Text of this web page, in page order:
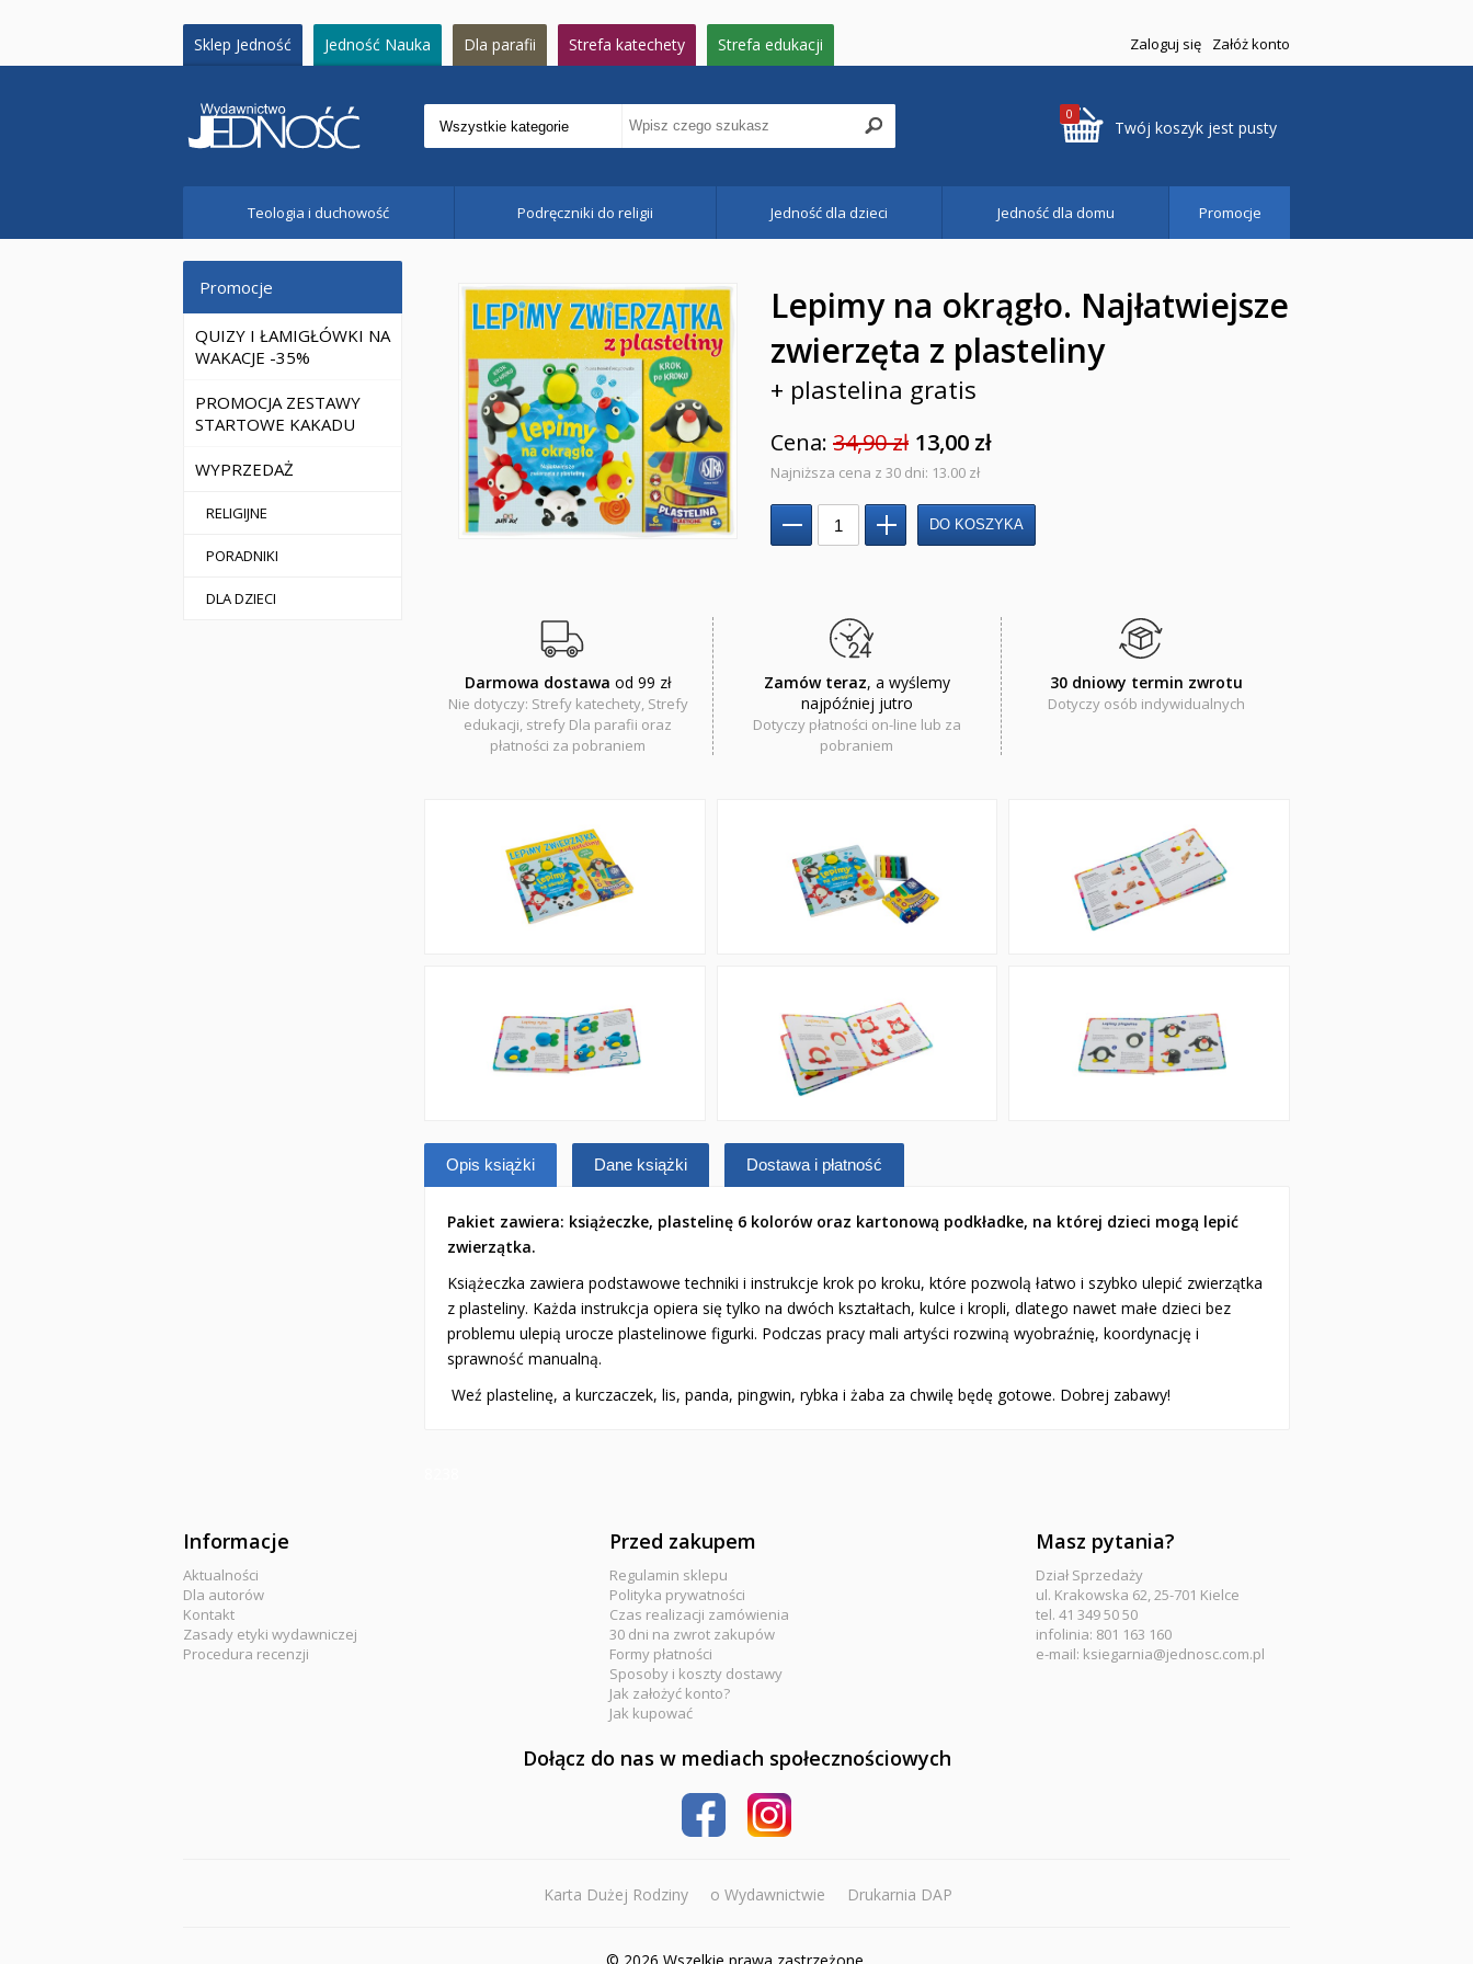
Sklep Jedność Jedność Nauka Dla parafii Strefa katechety Strefa edukacji Zaloguj się Załóż konto
0
Twój koszyk jest pusty
Teologia i duchowość Podręczniki do religii Jedność dla dzieci Jedność dla domu Promocje
Promocje
QUIZY I ŁAMIGŁÓWKI NA
WAKACJE -35%
PROMOCJA ZESTAWY
STARTOWE KAKADU
WYPRZEDAŻ
RELIGIJNE
PORADNIKI
DLA DZIECI
Lepimy na okrągło. Najłatwiejsze
zwierzęta z plasteliny
+ plastelina gratis
Cena: 34,90 zł 13,00 zł
Najniższa cena z 30 dni: 13.00 zł
Darmowa dostawa od 99 zł
Nie dotyczy: Strefy katechety, Strefy
edukacji, strefy Dla parafii oraz
płatności za pobraniem
Zamów teraz, a wyślemy
najpóźniej jutro
Dotyczy płatności on-line lub za
pobraniem
30 dniowy termin zwrotu
Dotyczy osób indywidualnych
Opis książki Dane książki Dostawa i płatność
Pakiet zawiera: książeczke, plastelinę 6 kolorów oraz kartonową podkładke, na której dzieci mogą lepić
zwierzątka.
Książeczka zawiera podstawowe techniki i instrukcje krok po kroku, które pozwolą łatwo i szybko ulepić zwierzątka
z plasteliny. Każda instrukcja opiera się tylko na dwóch kształtach, kulce i kropli, dlatego nawet małe dzieci bez
problemu ulepią urocze plastelinowe figurki. Podczas pracy mali artyści rozwiną wyobraźnię, koordynację i
sprawność manualną.
Weź plastelinę, a kurczaczek, lis, panda, pingwin, rybka i żaba za chwilę będę gotowe. Dobrej zabawy!
Informacje
Aktualności
Dla autorów
Kontakt
Zasady etyki wydawniczej
Procedura recenzji
Przed zakupem
Regulamin sklepu
Polityka prywatności
Czas realizacji zamówienia
30 dni na zwrot zakupów
Formy płatności
Sposoby i koszty dostawy
Jak założyć konto?
Jak kupować
Masz pytania?
Dział Sprzedaży
ul. Krakowska 62, 25-701 Kielce
tel. 41 349 50 50
infolinia: 801 163 160
e-mail: ksiegarnia@jednosc.com.pl
Dołącz do nas w mediach społecznościowych
Karta Dużej Rodziny o Wydawnictwie Drukarnia DAP